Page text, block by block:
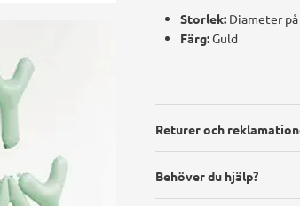
Storlek: Diameter
Färg:Guld
Returer och
Behöver du hjälp?